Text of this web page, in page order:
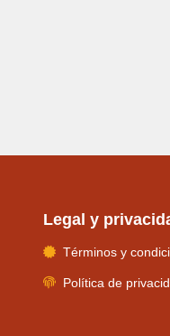
Legal y
Términos y
Política de